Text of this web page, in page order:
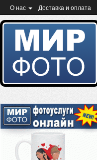
О нас Доставка и оплата